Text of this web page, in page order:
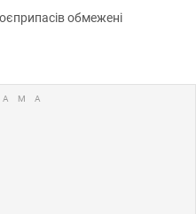
обмежені